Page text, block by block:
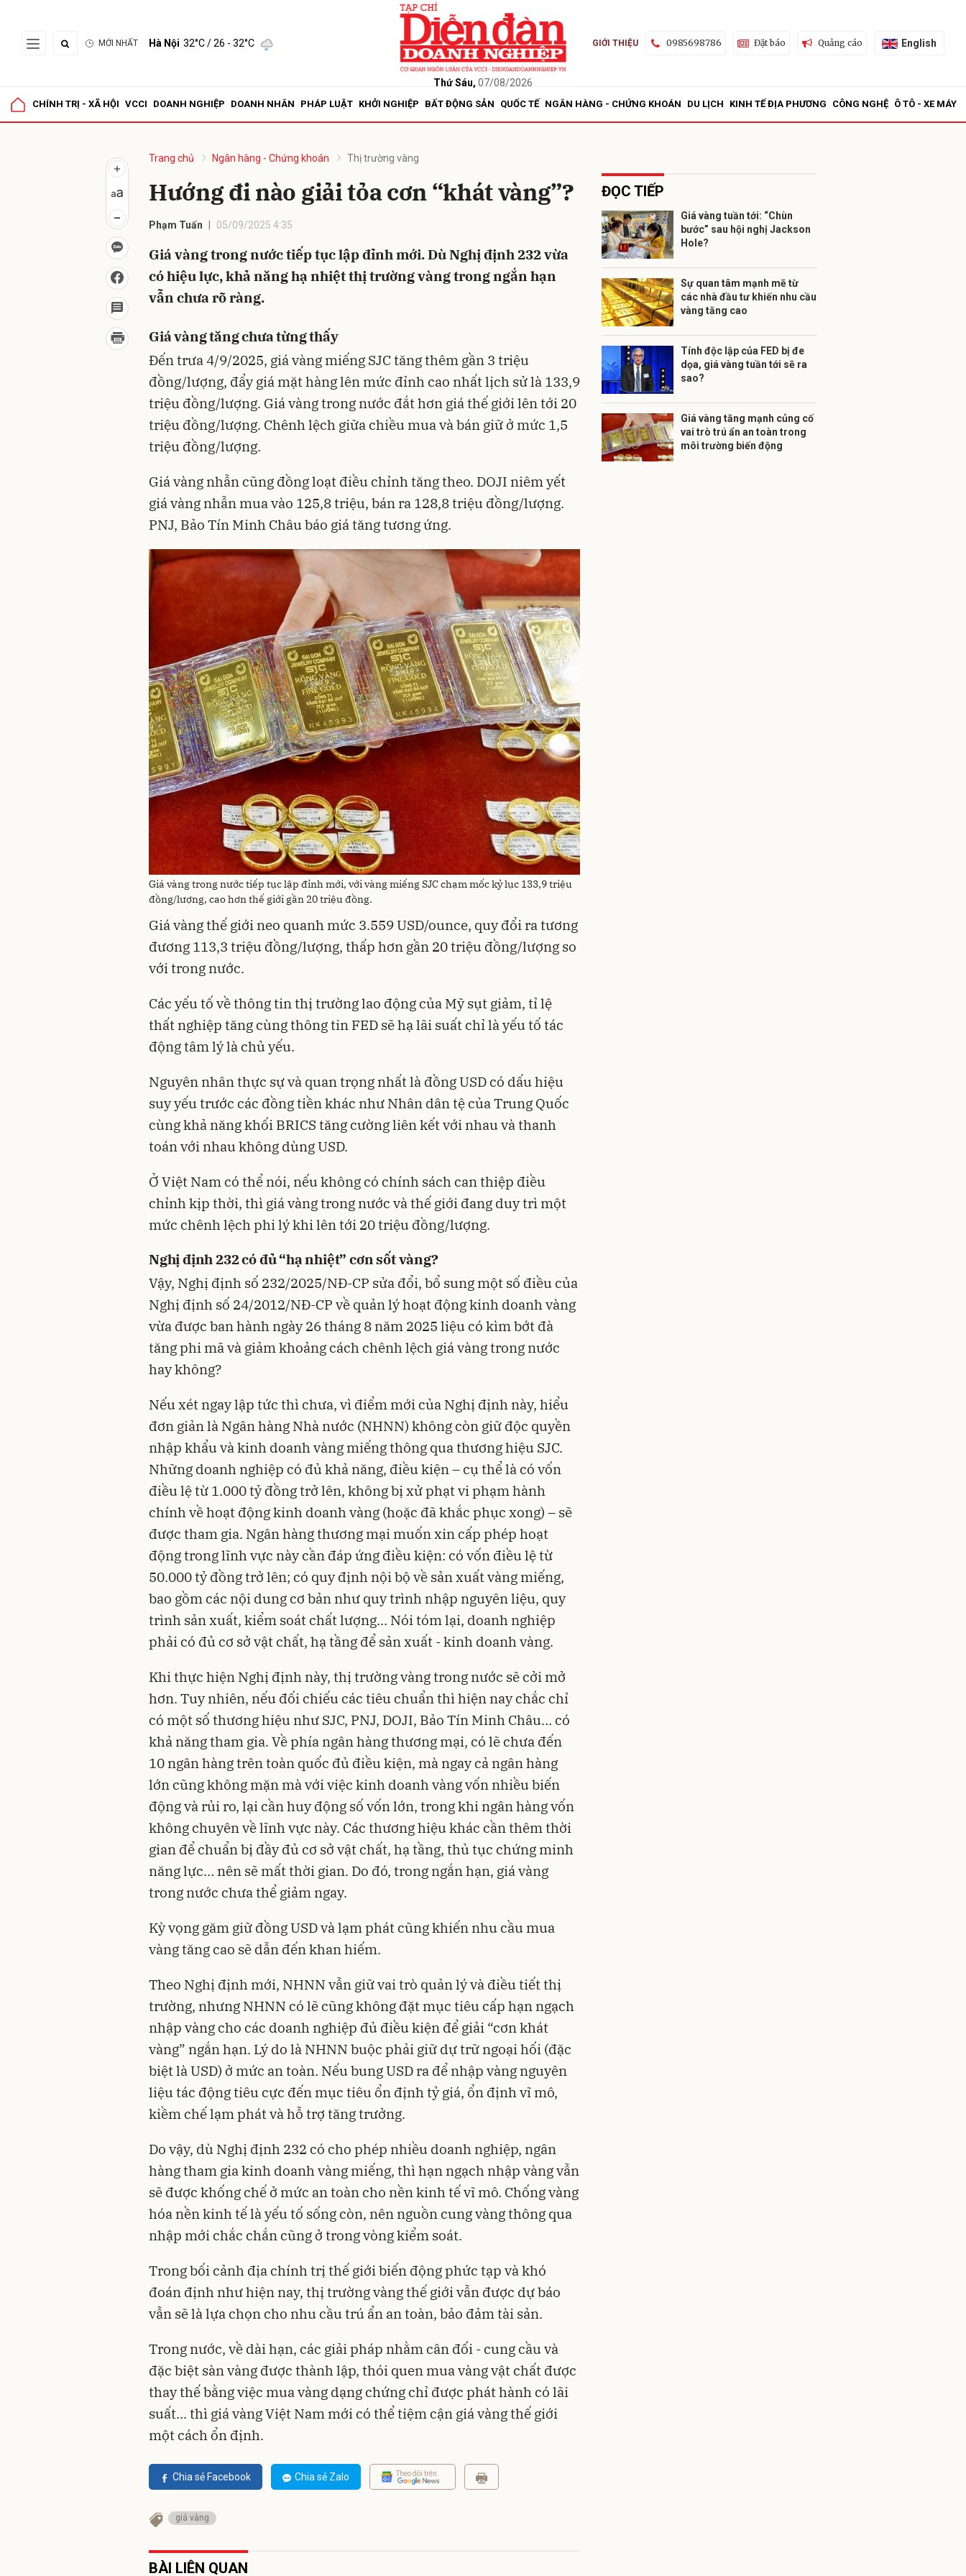
MỚI NHẤT Hà Nội 32°C/ 26 - 32°C
Thứ Sáu, 07/08/2026
GIỚI THIỆU 0985698786 Đặt báo Quảng cáo English
CHÍNH TRỊ - XÃ HỘI VCCI DOANH NGHIỆP DOANH NHÂN PHÁP LUẬT KHỞI NGHIỆP BẤT ĐỘNG SẢN QUỐC TẾ NGÂN HÀNG - CHỨNG KHOÁN DU LỊCH KINH TẾ ĐỊA PHƯƠNG CÔNG NGHỆ Ô TÔ - XE MÁY
Trang chủ Ngân hàng - Chứng khoán Thị trường vàng
Hướng đi nào giải tỏa cơn “khát vàng”?
Phạm Tuấn 05/09/2025 4:35
Giá vàng trong nước tiếp tục lập đỉnh mới. Dù Nghị định 232 vừa
có hiệu lực, khả năng hạ nhiệt thị trường vàng trong ngắn hạn
vẫn chưa rõ ràng.
Giá vàng tăng chưa từng thấy
Đến trưa 4/9/2025, giá vàng miếng SJC tăng thêm gần 3 triệu
đồng/lượng, đẩy giá mặt hàng lên mức đỉnh cao nhất lịch sử là 133,9
triệu đồng/lượng. Giá vàng trong nước đắt hơn giá thế giới lên tới 20
triệu đồng/lượng. Chênh lệch giữa chiều mua và bán giữ ở mức 1,5
triệu đồng/lượng.
Giá vàng nhẫn cũng đồng loạt điều chỉnh tăng theo. DOJI niêm yết
giá vàng nhẫn mua vào 125,8 triệu, bán ra 128,8 triệu đồng/lượng.
PNJ, Bảo Tín Minh Châu báo giá tăng tương ứng.
Giá vàng trong nước tiếp tục lập đỉnh mới, với vàng miếng SJC chạm mốc kỷ lục 133,9 triệu
đồng/lượng, cao hơn thế giới gần 20 triệu đồng.
Giá vàng thế giới neo quanh mức 3.559 USD/ounce, quy đổi ra tương
đương 113,3 triệu đồng/lượng, thấp hơn gần 20 triệu đồng/lượng so
với trong nước.
Các yếu tố về thông tin thị trường lao động của Mỹ sụt giảm, tỉ lệ
thất nghiệp tăng cùng thông tin FED sẽ hạ lãi suất chỉ là yếu tố tác
động tâm lý là chủ yếu.
Nguyên nhân thực sự và quan trọng nhất là đồng USD có dấu hiệu
suy yếu trước các đồng tiền khác như Nhân dân tệ của Trung Quốc
cùng khả năng khối BRICS tăng cường liên kết với nhau và thanh
toán với nhau không dùng USD.
Ở Việt Nam có thể nói, nếu không có chính sách can thiệp điều
chỉnh kịp thời, thì giá vàng trong nước và thế giới đang duy trì một
mức chênh lệch phi lý khi lên tới 20 triệu đồng/lượng.
Nghị định 232 có đủ “hạ nhiệt” cơn sốt vàng?
Vậy, Nghị định số 232/2025/NĐ-CP sửa đổi, bổ sung một số điều của
Nghị định số 24/2012/NĐ-CP về quản lý hoạt động kinh doanh vàng
vừa được ban hành ngày 26 tháng 8 năm 2025 liệu có kìm bớt đà
tăng phi mã và giảm khoảng cách chênh lệch giá vàng trong nước
hay không?
Nếu xét ngay lập tức thì chưa, vì điểm mới của Nghị định này, hiểu
đơn giản là Ngân hàng Nhà nước (NHNN) không còn giữ độc quyền
nhập khẩu và kinh doanh vàng miếng thông qua thương hiệu SJC.
Những doanh nghiệp có đủ khả năng, điều kiện – cụ thể là có vốn
điều lệ từ 1.000 tỷ đồng trở lên, không bị xử phạt vi phạm hành
chính về hoạt động kinh doanh vàng (hoặc đã khắc phục xong) – sẽ
được tham gia. Ngân hàng thương mại muốn xin cấp phép hoạt
động trong lĩnh vực này cần đáp ứng điều kiện: có vốn điều lệ từ
50.000 tỷ đồng trở lên; có quy định nội bộ về sản xuất vàng miếng,
bao gồm các nội dung cơ bản như quy trình nhập nguyên liệu, quy
trình sản xuất, kiểm soát chất lượng... Nói tóm lại, doanh nghiệp
phải có đủ cơ sở vật chất, hạ tầng để sản xuất - kinh doanh vàng.
Khi thực hiện Nghị định này, thị trường vàng trong nước sẽ cởi mở
hơn. Tuy nhiên, nếu đối chiếu các tiêu chuẩn thì hiện nay chắc chỉ
có một số thương hiệu như SJC, PNJ, DOJI, Bảo Tín Minh Châu… có
khả năng tham gia. Về phía ngân hàng thương mại, có lẽ chưa đến
10 ngân hàng trên toàn quốc đủ điều kiện, mà ngay cả ngân hàng
lớn cũng không mặn mà với việc kinh doanh vàng vốn nhiều biến
động và rủi ro, lại cần huy động số vốn lớn, trong khi ngân hàng vốn
không chuyên về lĩnh vực này. Các thương hiệu khác cần thêm thời
gian để chuẩn bị đầy đủ cơ sở vật chất, hạ tầng, thủ tục chứng minh
năng lực… nên sẽ mất thời gian. Do đó, trong ngắn hạn, giá vàng
trong nước chưa thể giảm ngay.
Kỳ vọng găm giữ đồng USD và lạm phát cũng khiến nhu cầu mua
vàng tăng cao sẽ dẫn đến khan hiếm.
Theo Nghị định mới, NHNN vẫn giữ vai trò quản lý và điều tiết thị
trường, nhưng NHNN có lẽ cũng không đặt mục tiêu cấp hạn ngạch
nhập vàng cho các doanh nghiệp đủ điều kiện để giải “cơn khát
vàng” ngắn hạn. Lý do là NHNN buộc phải giữ dự trữ ngoại hối (đặc
biệt là USD) ở mức an toàn. Nếu bung USD ra để nhập vàng nguyên
liệu tác động tiêu cực đến mục tiêu ổn định tỷ giá, ổn định vĩ mô,
kiềm chế lạm phát và hỗ trợ tăng trưởng.
Do vậy, dù Nghị định 232 có cho phép nhiều doanh nghiệp, ngân
hàng tham gia kinh doanh vàng miếng, thì hạn ngạch nhập vàng vẫn
sẽ được khống chế ở mức an toàn cho nền kinh tế vĩ mô. Chống vàng
hóa nền kinh tế là yếu tố sống còn, nên nguồn cung vàng thông qua
nhập mới chắc chắn cũng ở trong vòng kiểm soát.
Trong bối cảnh địa chính trị thế giới biến động phức tạp và khó
đoán định như hiện nay, thị trường vàng thế giới vẫn được dự báo
vẫn sẽ là lựa chọn cho nhu cầu trú ẩn an toàn, bảo đảm tài sản.
Trong nước, về dài hạn, các giải pháp nhằm cân đối - cung cầu và
đặc biệt sàn vàng được thành lập, thói quen mua vàng vật chất được
thay thế bằng việc mua vàng dạng chứng chỉ được phát hành có lãi
suất... thì giá vàng Việt Nam mới có thể tiệm cận giá vàng thế giới
một cách ổn định.
Chia sẻ Facebook Chia sẻ Zalo Theo dõi trên
giá vàng
BÀI LIÊN QUAN
ĐỌC TIẾP
Giá vàng tuần tới: “Chùn
bước” sau hội nghị Jackson
Hole?
Sự quan tâm mạnh mẽ từ
các nhà đầu tư khiến nhu cầu
vàng tăng cao
Tính độc lập của FED bị đe
dọa, giá vàng tuần tới sẽ ra
sao?
Giá vàng tăng mạnh củng cố
vai trò trú ẩn an toàn trong
môi trường biến động
Gửi